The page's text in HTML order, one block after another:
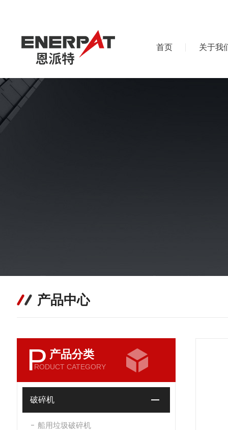
首页 关于我
产品中心
P 产品分类
RODUCT CATEGORY
破碎机
船用垃圾破碎机